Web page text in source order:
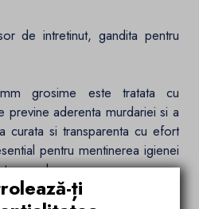
de intretinut, gandita pentru
grosime este tratata cu
previne aderenta murdariei si a
curata si transparenta cu efort
pentru mentinerea igienei
lung.
ți